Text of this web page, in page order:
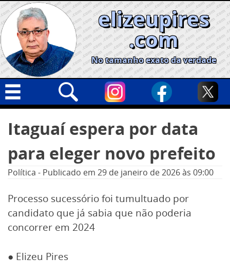
Skip
to
content
elizeupires
.com
No tamanho exato da verdade
Geral
Cidades
Política
Opinião
Informe especial
por:
Itaguaí espera por data
para eleger novo prefeito
Política - Publicado em 29 de janeiro de 2026às 09:00
Processo sucessório foi tumultuado por
candidato que já sabia que não poderia
concorrer em 2024
● Elizeu Pires